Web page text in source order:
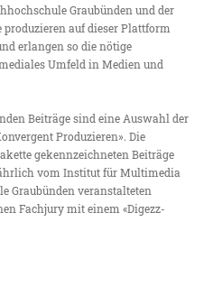
Graubünden und der
produzieren auf dieser Plattform
erlangen so die nötige
Umfeld in Medien und
Beiträge sind eine Auswahl der
Produzieren». Die
gekennzeichneten Beiträge
vom Institut für Multimedia
Graubünden veranstalteten
Fachjury mit einem «Digezz-